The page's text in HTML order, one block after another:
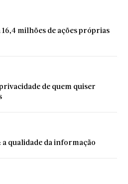
milhões de ações próprias
de quem quiser
qualidade da informação